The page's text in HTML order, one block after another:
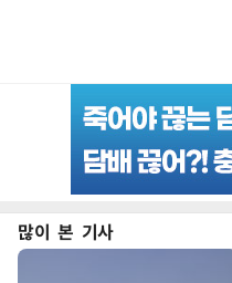
많이 본 기사